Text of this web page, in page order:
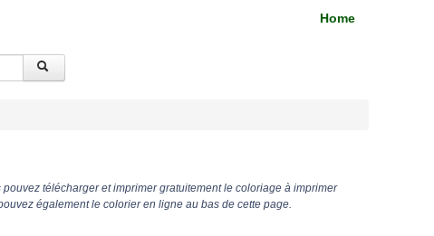
Home
pouvez télécharger et imprimer gratuitement le coloriage à imprimer
également le colorier en ligne au bas de cette page.